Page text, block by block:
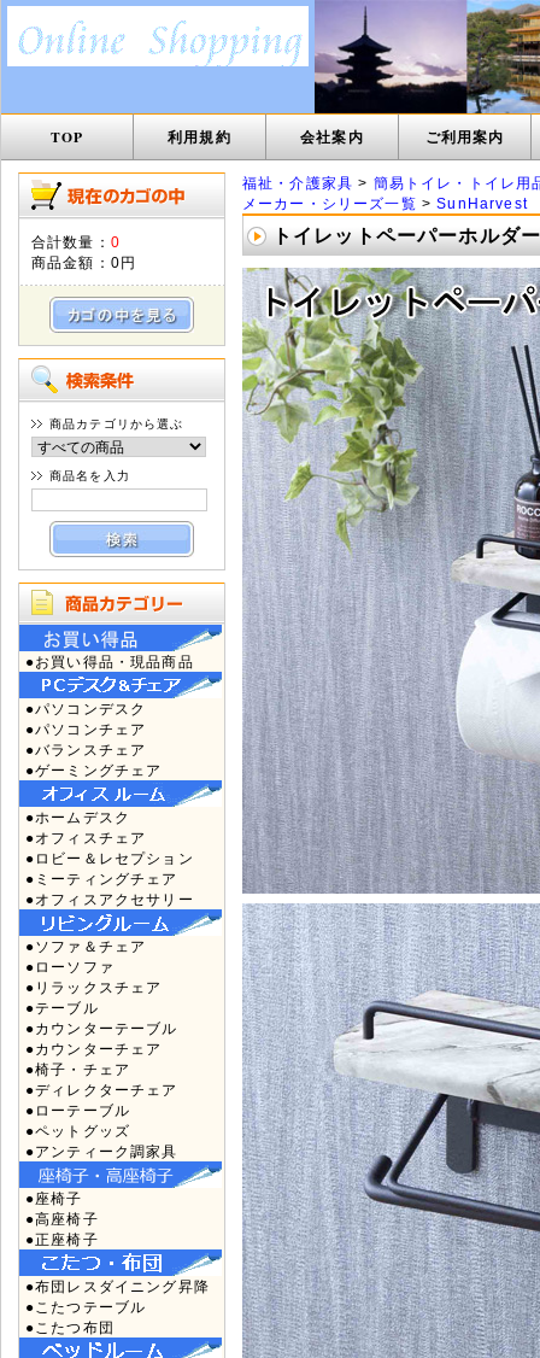
TOP 利用規約 会社案内 ご利用案内
合計数量： 0
商品金額： 0円
商品カテゴリから選ぶ
商品名を入力
●お買い得品・現品商品
●パソコンデスク
●パソコンチェア
●バランスチェア
●ゲーミングチェア
●ホームデスク
●オフィスチェア
●ロビー＆レセプション
●ミーティングチェア
●オフィスアクセサリー
●ソファ＆チェア
●ローソファ
●リラックスチェア
●テーブル
●カウンターテーブル
●カウンターチェア
●椅子・チェア
●ディレクターチェア
●ローテーブル
●ペットグッズ
●アンティーク調家具
●座椅子
●高座椅子
●正座椅子
●布団レスダイニング昇降
●こたつテーブル
●こたつ布団
福祉・介護家具 > 簡易トイレ・トイレ用
メーカー・シリーズ一覧 >SunHarvest
トイレットペーパーホルダ